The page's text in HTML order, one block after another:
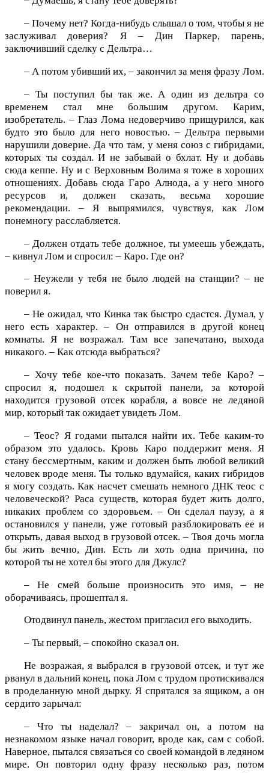
– Почему нет? Когда-нибудь слышал о том, чтобы я не
заслуживал доверия? Я – Дин Паркер, парень,
заключивший сделку с Дельтра…
– А потом убивший их, – закончил за меня фразу Лом.
– Ты поступил бы так же. А один из дельтра со
временем стал мне большим другом. Карим,
изобретатель. – Глаз Лома недоверчиво прищурился, как
будто это было для него новостью. – Дельтра первыми
нарушили доверие. Да что там, у меня союз с гибридами,
которых ты создал. И не забывай о бхлат. Ну и добавь
сюда кеппе. Ну и с Верховным Волима я тоже в хороших
отношениях. Добавь сюда Гаро Алнода, а у него много
ресурсов и, должен сказать, весьма хорошие
рекомендации. – Я выпрямился, чувствуя, как Лом
понемногу расслабляется.
– Должен отдать тебе должное, ты умеешь убеждать,
– кивнул Лом и спросил: – Каро. Где он?
– Неужели у тебя не было людей на станции? – не
поверил я.
– Не ожидал, что Кинка так быстро сдастся. Думал, у
него есть характер. – Он отправился в другой конец
комнаты. Я не возражал. Там все запечатано, выхода
никакого. – Как отсюда выбраться?
– Хочу тебе кое-что показать. Зачем тебе Каро? –
спросил я, подошел к скрытой панели, за которой
находится грузовой отсек корабля, а вовсе не ледяной
мир, который так ожидает увидеть Лом.
– Теос? Я годами пытался найти их. Тебе каким-то
образом это удалось. Кровь Каро поддержит меня. Я
стану бессмертным, каким и должен быть любой великий
человек вроде меня. Ты только вдумайся, каких гибридов
я могу создать. Как насчет смешать немного ДНК теос с
человеческой? Раса существ, которая будет жить долго,
никаких проблем со здоровьем. – Он сделал паузу, а я
остановился у панели, уже готовый разблокировать ее и
открыть, давая выход в грузовой отсек. – Твоя дочь могла
бы жить вечно, Дин. Есть ли хоть одна причина, по
которой ты не хотел бы этого для Джулс?
– Не смей больше произносить это имя, – не
оборачиваясь, прошептал я.
Отодвинул панель, жестом пригласил его выходить.
– Ты первый, – спокойно сказал он.
Не возражая, я выбрался в грузовой отсек, и тут же
рванул в дальний конец, пока Лом с трудом протискивался
в проделанную мной дырку. Я спрятался за ящиком, а он
сердито зарычал:
– Что ты наделал? – закричал он, а потом на
незнакомом языке начал говорит, вроде как, сам с собой.
Наверное, пытался связаться со своей командой в ледяном
мире. Он повторил одну фразу несколько раз, потом